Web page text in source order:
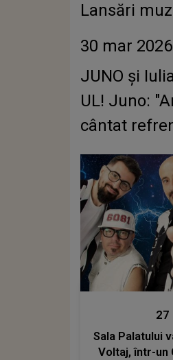
Lansări
30 mar 2026
JUNO și
UL! Juno:
cântat
27
Sala Palatului
Voltaj, într-un